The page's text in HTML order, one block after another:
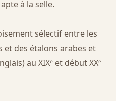
à la selle.
sélectif entre les
des étalons arabes et
au XIXᵉ et début XXᵉ